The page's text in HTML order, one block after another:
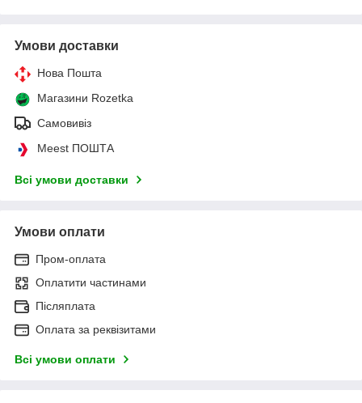
Умови доставки
Нова Пошта
Магазини Rozetka
Самовивіз
Meest ПОШТА
Всі умови доставки
Умови оплати
Пром-оплата
Оплатити частинами
Післяплата
Оплата за реквізитами
Всі умови оплати